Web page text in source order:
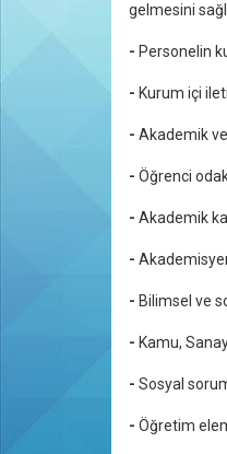
gelmesini
- Personelin
- Kurum içi
- Akademik
- Öğrenci
- Akademik
-
- Bilimsel ve
- Kamu,
- Sosyal
- Öğretim